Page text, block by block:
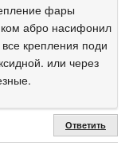
фары
абро насифонил
крепления поди
или через
Ответить